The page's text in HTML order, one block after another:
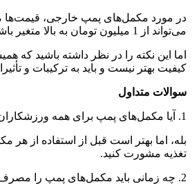
در مورد مکمل‌های پمپ خارجی، قیمت‌ها
می‌تواند از 1 میلیون تومان به بالا متغیر باشد.
اما این نکته را در نظر داشته باشید که
کیفیت بهتر نیست و باید به ترکیبات و
سوالات متداول
1. آیا مکمل‌های پمپ برای همه ورزشکاران مناسب هستند؟
بله، اما بهتر است قبل از استفاده از
تغذیه مشورت کنید.
2. چه زمانی باید مکمل‌های پمپ را مصرف کرد؟